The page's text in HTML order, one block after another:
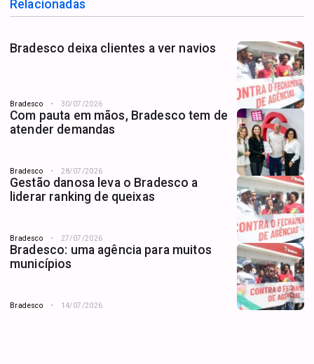
Relacionadas
Bradesco deixa clientes a ver navios
Bradesco 30/07/2026
Com pauta em mãos, Bradesco tem de
atender demandas
Bradesco 28/07/2026
Gestão danosa leva o Bradesco a
liderar ranking de queixas
Bradesco 27/07/2026
Bradesco: uma agência para muitos
municípios
Bradesco 14/07/2026